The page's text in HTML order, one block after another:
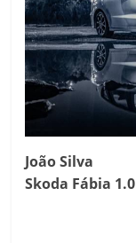
João Silva
Skoda Fábia